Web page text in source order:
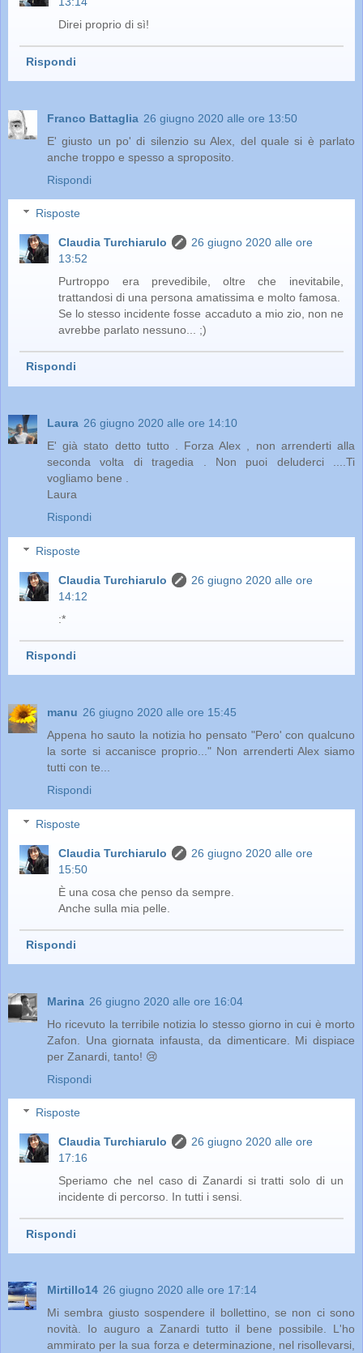
Direi proprio di sì!
Rispondi
Franco Battaglia 26 giugno 2020 alle ore 13:50
E' giusto un po' di silenzio su Alex, del quale si è parlato
anche troppo e spesso a sproposito.
Rispondi
Risposte
Claudia Turchiarulo
26 giugno 2020 alle ore
13:52
Purtroppo era prevedibile, oltre che inevitabile,
trattandosi di una persona amatissima e molto famosa.
Se lo stesso incidente fosse accaduto a mio zio, non ne
avrebbe parlato nessuno... ;)
Rispondi
Laura 26 giugno 2020 alle ore 14:10
E' già stato detto tutto . Forza Alex , non arrenderti alla
seconda volta di tragedia . Non puoi deluderci ....Ti
vogliamo bene .
Laura
Rispondi
Risposte
Claudia Turchiarulo
26 giugno 2020 alle ore
14:12
:*
Rispondi
manu 26 giugno 2020 alle ore 15:45
Appena ho sauto la notizia ho pensato "Pero' con qualcuno
la sorte si accanisce proprio..." Non arrenderti Alex siamo
tutti con te...
Rispondi
Risposte
Claudia Turchiarulo
26 giugno 2020 alle ore
15:50
È una cosa che penso da sempre.
Anche sulla mia pelle.
Rispondi
Marina 26 giugno 2020 alle ore 16:04
Ho ricevuto la terribile notizia lo stesso giorno in cui è morto
Zafon. Una giornata infausta, da dimenticare. Mi dispiace
per Zanardi, tanto! 😢
Rispondi
Risposte
Claudia Turchiarulo
26 giugno 2020 alle ore
17:16
Speriamo che nel caso di Zanardi si tratti solo di un
incidente di percorso. In tutti i sensi.
Rispondi
Mirtillo14 26 giugno 2020 alle ore 17:14
Mi sembra giusto sospendere il bollettino, se non ci sono
novità. Io auguro a Zanardi tutto il bene possibile. L'ho
ammirato per la sua forza e determinazione, nel risollevarsi,